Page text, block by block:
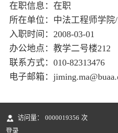
在职信息：在职
所在单位：中法工程师学
入职时间：2008-03-01
办公地点：教学二号楼212
联系方式：010-82313476
电子邮箱：
访问量： 0000019356 次
登录